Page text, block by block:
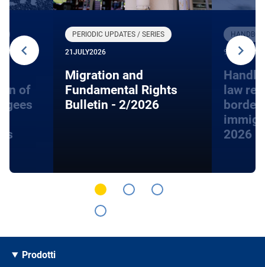
of
PERIODIC UPDATES / SERIES
21 JULY2026
Migration and
Fundamental Rights
Bulletin - 2/2026
9 JUNE 2026
law
2026
Prodotti